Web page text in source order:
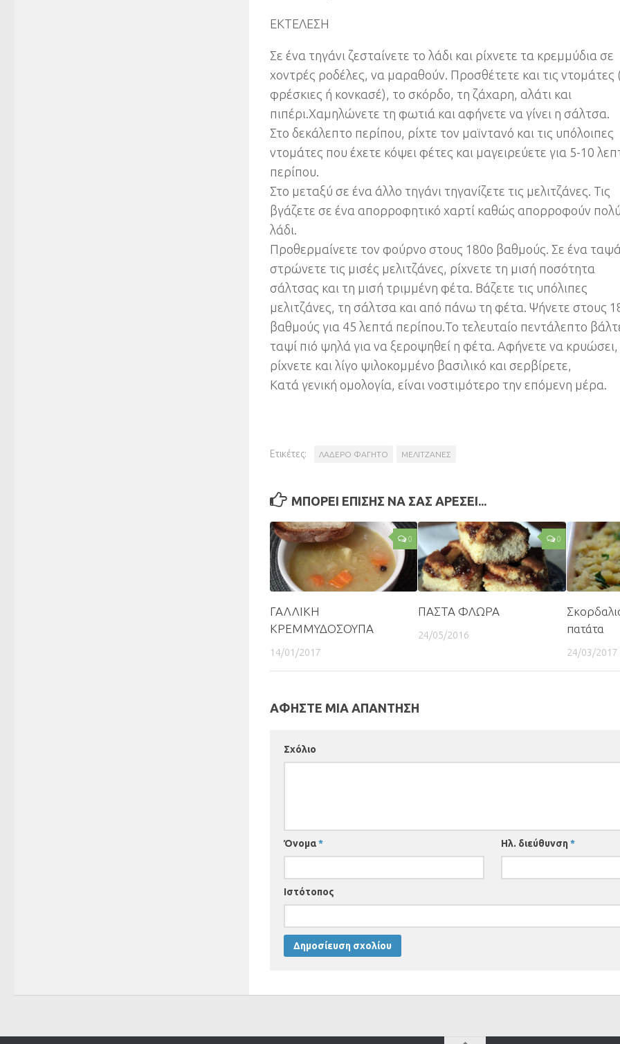
ΕΚΤΕΛΕΣΗ
Σε ένα τηγάνι ζεσταίνετε το λάδι και ρίχνετε τα κρεμμύδια σε
χοντρές ροδέλες, να μαραθούν. Προσθέτετε και τις ντομάτες
φρέσκιες ή κονκασέ), το σκόρδο, τη ζάχαρη, αλάτι και
πιπέρι.Χαμηλώνετε τη φωτιά και αφήνετε να γίνει η σάλτσα.
Στο δεκάλεπτο περίπου, ρίχτε τον μαϊντανό και τις υπόλοιπες
ντομάτες που έχετε κόψει φέτες και μαγειρεύετε για 5-10
περίπου.
Στο μεταξύ σε ένα άλλο τηγάνι τηγανίζετε τις μελιτζάνες. Τις
βγάζετε σε ένα απορροφητικό χαρτί καθώς απορροφούν
λάδι.
Προθερμαίνετε τον φούρνο στους 180ο βαθμούς. Σε ένα
στρώνετε τις μισές μελιτζάνες, ρίχνετε τη μισή ποσότητα
σάλτσας και τη μισή τριμμένη φέτα. Βάζετε τις υπόλιπες
μελιτζάνες, τη σάλτσα και από πάνω τη φέτα. Ψήνετε στους
βαθμούς για 45 λεπτά περίπου.Το τελευταίο πεντάλεπτο
ταψί πιό ψηλά για να ξεροψηθεί η φέτα. Αφήνετε να κρυώσει,
ρίχνετε και λίγο ψιλοκομμένο βασιλικό και σερβίρετε,
Κατά γενική ομολογία, είναι νοστιμότερο την επόμενη μέρα.
Ετικέτες: ΛΑΔΕΡΟ ΦΑΓΗΤΟ ΜΕΛΙΤΖΑΝΕΣ
ΜΠΟΡΕΙ ΕΠΙΣΗΣ ΝΑ ΣΑΣ ΑΡΕΣΕΙ...
0
ΓΑΛΛΙΚΗ
ΚΡΕΜΜΥΔΟΣΟΥΠΑ
14/01/2017
0
ΠΑΣΤΑ ΦΛΩΡΑ
24/05/2016
πατάτα
24/03/2017
ΑΦΗΣΤΕ ΜΙΑ ΑΠΑΝΤΗΣΗ
Σχόλιο
Όνομα* Ηλ. διεύθυνση*
Ιστότοπος